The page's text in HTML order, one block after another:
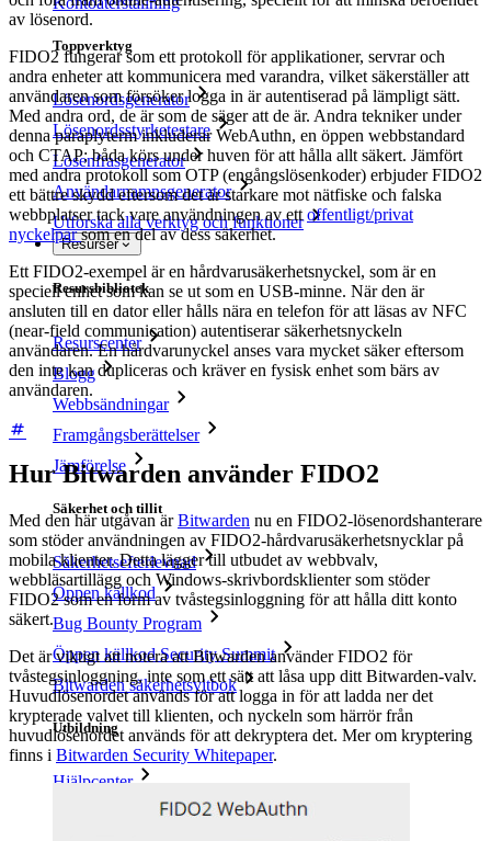
Toppverktyg
Lösenordsgenerator
Lösenordsstyrketestare
Lösenfrasgenerator
Användarnamnsgenerator
Utforska alla verktyg och funktioner
Resurser
Resursbibliotek
Resurscenter
Blogg
Webbsändningar
Framgångsberättelser
Jämförelse
Säkerhet och tillit
Säkerhetsefterlevnad
Öppen källkod
Bug Bounty Program
Öppen källkod Security Summit
Bitwarden säkerhetsvitbok
Utbildning
Hjälpcenter
av lösenord.
FIDO2 fungerar som ett protokoll för applikationer, servrar och
andra enheter att kommunicera med varandra, vilket säkerställer att
användaren som försöker logga in är autentiserad på lämpligt sätt.
Med andra ord, de är som de säger att de är. Andra tekniker under
denna paraplyterm inkluderar WebAuthn, en öppen webbstandard
och CTAP; båda körs under huven för att hålla allt säkert. Jämfört
med andra protokoll som OTP (engångslösenkoder) erbjuder FIDO2
ett bättre skydd eftersom det är starkare mot nätfiske och falska
webbplatser tack vare användningen av ett offentligt/privat
nyckelparsom en del av dess säkerhet.
Ett FIDO2-exempel är en hårdvarusäkerhetsnyckel, som är en
speciell enhet som kan se ut som en USB-minne. När den är
ansluten till en dator eller hålls nära en telefon för att läsas av NFC
(near-field communication) autentiserar säkerhetsnyckeln
användaren. En hårdvarunyckel anses vara mycket säker eftersom
den inte kan dupliceras och kräver en fysisk enhet som bärs av
användaren.
Hur Bitwarden använder FIDO2
Med den här utgåvan ärBitwarden nu en FIDO2-lösenordshanterare
som stöder användningen av FIDO2-hårdvarusäkerhetsnycklar på
mobila klienter. Detta lägger till utbudet av webbvalv,
webbläsartillägg och Windows-skrivbordsklienter som stöder
FIDO2 som en form av tvåstegsinloggning för att hålla ditt konto
säkert.
Det är viktigt att notera att Bitwarden använder FIDO2 för
tvåstegsinloggning, inte som ett sätt att låsa upp ditt Bitwarden-valv.
Huvudlösenordet används för att logga in för att ladda ner det
krypterade valvet till klienten, och nyckeln som härrör från
huvudlösenordet används för att dekryptera det. Mer om kryptering
finns i Bitwarden Security Whitepaper.